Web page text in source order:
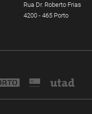
Rua Dr. Roberto Frias
4200 - 465 Porto